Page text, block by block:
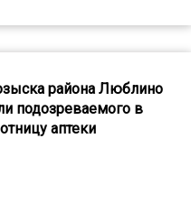
района Люблино
подозреваемого в
аптеки